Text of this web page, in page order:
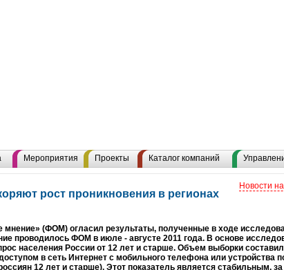
Мероприятия Проекты Каталог компаний
Новости
рост проникновения в регионах
(ФОМ) огласил результаты, полученные в ходе
проводилось ФОМ в июле - августе 2011 года. В основе
населения России от 12 лет и старше. Объем выборки
в сеть Интернет с мобильного телефона или устройства
12 лет и старше). Этот показатель является стабильным,